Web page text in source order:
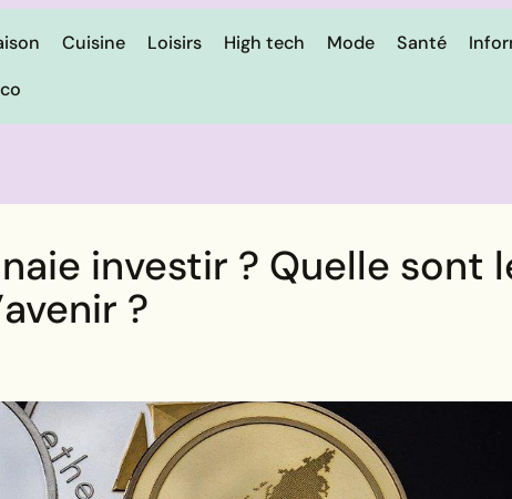
Cuisine Loisirs High tech Mode Santé
investir ? Quelle sont
?